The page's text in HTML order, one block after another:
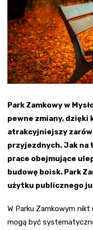
Park Zamkowy w
pewne zmiany, dzięki
atrakcyjniejszy
przyjezdnych. Jak na
prace obejmujące
budowę boisk. Park
użytku publicznego
W Parku Zamkowym
mogą być